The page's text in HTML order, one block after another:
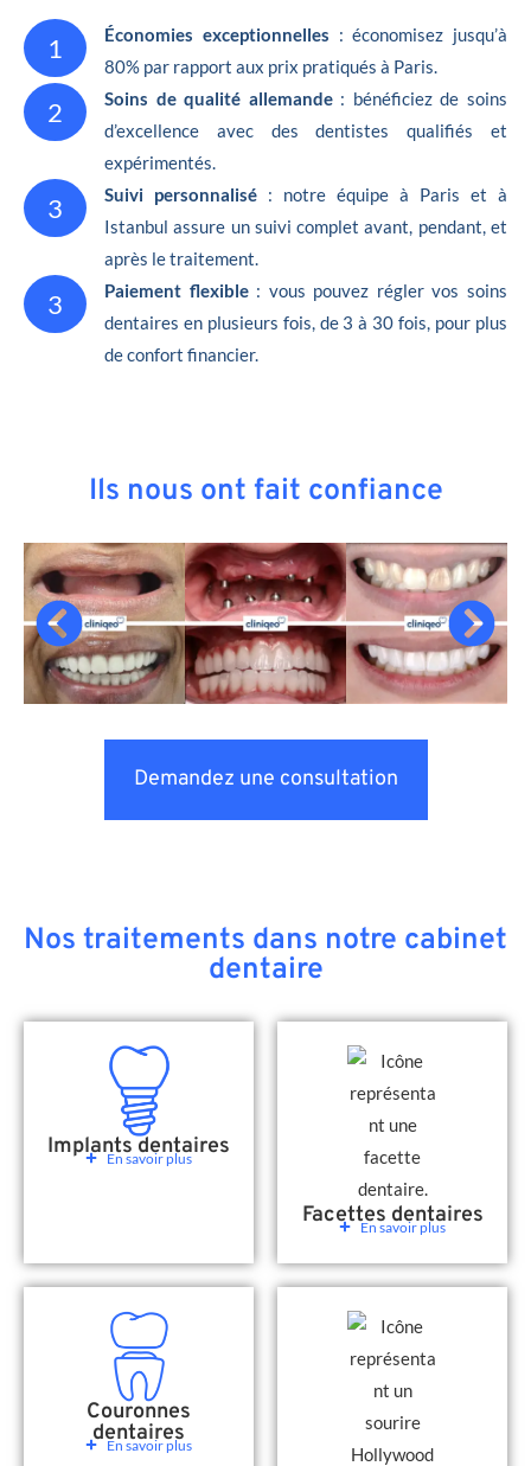
1 Économies exceptionnelles : économisez jusqu’à
80% par rapport aux prix pratiqués à Paris.
2 Soins de qualité allemande: bénéficiez de soins
d’excellence avec des dentistes qualifiés et
expérimentés.
3 Suivi personnalisé : notre équipe à Paris et à
Istanbul assure un suivi complet avant, pendant, et
après le traitement.
3 Paiement flexible: vous pouvez régler vos soins
dentaires en plusieurs fois, de 3 à 30 fois, pour plus
de confort financier.
Ils nous ont fait confiance
Demandez une consultation
Nos traitements dans notre cabinet
dentaire
Implants dentaires
En savoir plus
Facettes dentaires
En savoir plus
Couronnes
dentaires
En savoir plus